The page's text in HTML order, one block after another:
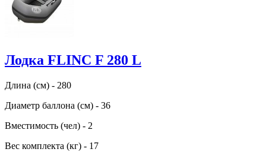
Лодка FLINC F 280 L
Длина (см) - 280
Диаметр баллона (см) - 36
Вместимость (чел) - 2
Вес комплекта (кг) - 17